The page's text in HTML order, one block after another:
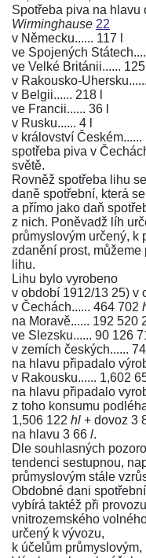
Spotřeba piva na hlavu
Wirminghause 22
v Německu...... 117 l
ve Spojených
ve Velké Británii...... 125 l
v Rakousko-Uhersku......
v Belgii...... 218 l
ve Francii...... 36 l
v Rusku...... 4 l
v království Českém......
spotřeba piva v
světě.
Rovněž spotřeba lihu
daně spotřební, která
a přímo jako daň
z nich. Poněvadž líh
průmyslovým určený, k
zdanění prost, můžeme
lihu.
Lihu bylo vyrobeno
v období 1912/13 25) v
v Čechách...... 464 702
na Moravě...... 192 520
ve Slezsku...... 90 126
v zemích českých......
na hlavu připadalo
v Rakousku...... 1,602
na hlavu připadalo
z toho konsumu
1,506 122 hl + dovoz 3
na hlavu 3 66 l.
Dle souhlasných
tendenci sestupnou,
průmyslovým stále
Obdobné dani
vybírá taktéž při
vnitrozemského
určený k vývozu,
k účelům